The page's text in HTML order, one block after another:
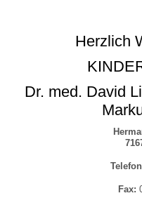
Herzlich
Dr. med. David
Fax: